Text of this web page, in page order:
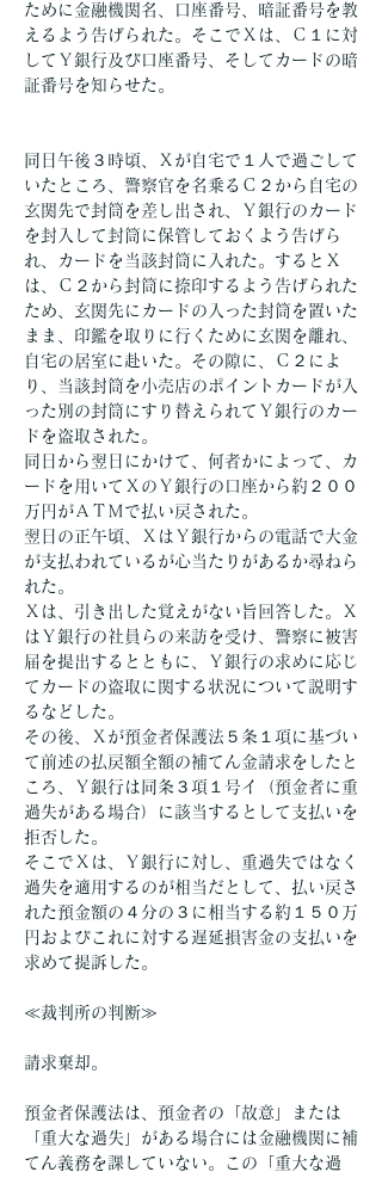
ために金融機関名、口座番号、暗証番号を教
えるよう告げられた。そこでＸは、Ｃ１に対
してＹ銀行及び口座番号、そしてカードの暗
証番号を知らせた。
同日午後３時頃、Ｘが自宅で１人で過ごして
いたところ、警察官を名乗るＣ２から自宅の
玄関先で封筒を差し出され、Ｙ銀行のカード
を封入して封筒に保管しておくよう告げら
れ、カードを当該封筒に入れた。するとＸ
は、Ｃ２から封筒に捺印するよう告げられた
ため、玄関先にカードの入った封筒を置いた
まま、印鑑を取りに行くために玄関を離れ、
自宅の居室に赴いた。その隙に、Ｃ２によ
り、当該封筒を小売店のポイントカードが入
った別の封筒にすり替えられてＹ銀行のカー
ドを盗取された。
同日から翌日にかけて、何者かによって、カ
ードを用いてＸのＹ銀行の口座から約２００
万円がＡＴＭで払い戻された。
翌日の正午頃、ＸはＹ銀行からの電話で大金
が支払われているが心当たりがあるか尋ねら
れた。
Ｘは、引き出した覚えがない旨回答した。Ｘ
はＹ銀行の社員らの来訪を受け、警察に被害
届を提出するとともに、Ｙ銀行の求めに応じ
てカードの盗取に関する状況について説明す
るなどした。
その後、Ｘが預金者保護法５条１項に基づい
て前述の払戻額全額の補てん金請求をしたと
ころ、Ｙ銀行は同条３項１号イ（預金者に重
過失がある場合）に該当するとして支払いを
拒否した。
そこでＸは、Ｙ銀行に対し、重過失ではなく
過失を適用するのが相当だとして、払い戻さ
れた預金額の４分の３に相当する約１５０万
円およびこれに対する遅延損害金の支払いを
求めて提訴した。
≪裁判所の判断≫
請求棄却。
預金者保護法は、預金者の「故意」または
「重大な過失」がある場合には金融機関に補
てん義務を課していない。この「重大な過